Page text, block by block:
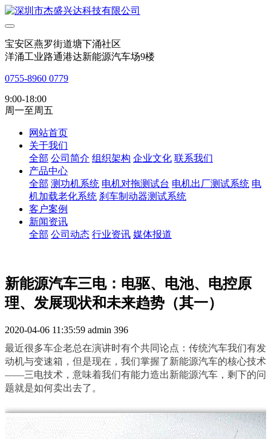
宝安区燕罗街道塘下涌社区
洋涌工业路通港达新能源汽车场9楼
0755-8960 0779
9:00-18:00
周一至周五
网站首页
关于我们
全部 公司简介 组织架构 企业文化 联系我们
产品中心
全部 测功机系统 电机对拖测试台 电机出厂测试系统 电
机加载老化系统 刹车制动器测试系统
客户案例
新闻资讯
全部 公司动态 行业资讯 媒体报道
新能源汽车三电：电驱、电池、电控原
理、发展现状和未来趋势（其一）
2020-04-06 11:35:59 admin 396
最近很多车企老总在演讲时有个共同论点：传统汽车我们有发
动机与变速箱，但是现在，我们掌握了新能源汽车的核心技术
——三电技术，意味着我们有能力造出新能源汽车，剩下的问
题就是如何卖出去了。